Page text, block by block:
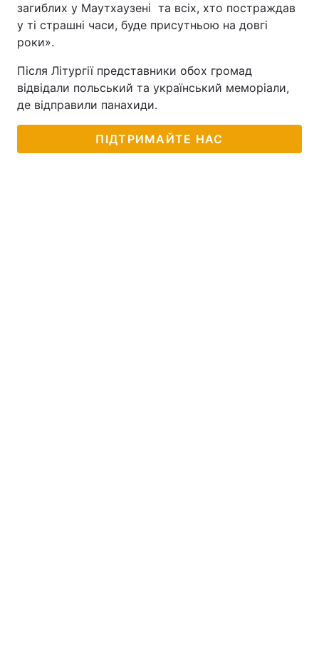
загиблих у Маутхаузені та всіх, хто постраждав
у ті страшні часи, буде присутньою на довгі
роки».
Після Літургії представники обох громад
відвідали польський та український меморіали,
де відправили панахиди.
ПІДТРИМАЙТЕ НАС